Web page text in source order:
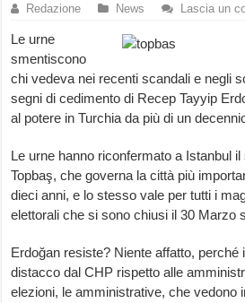
Redazione News Lascia un
Le urne
smentiscono
chi vedeva nei recenti scandali e negli
segni di cedimento di Recep Tayyip
al potere in Turchia da più di un
Le urne hanno riconfermato a Istanbul
Topbaş, che governa la città più
dieci anni, e lo stesso vale per tutti i
elettorali che si sono chiusi il 30 Marzo
Erdoğan resiste? Niente affatto, perché
distacco dal CHP rispetto alle
elezioni, le amministrative, che vedono